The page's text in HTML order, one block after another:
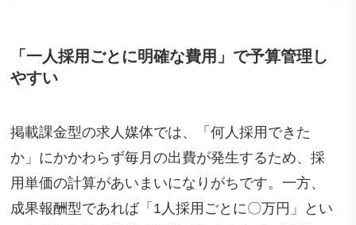
「一人採用ごとに明確な費用」で予算管理し
やすい
掲載課金型の求人媒体では、「何人採用できた
か」にかかわらず毎月の出費が発生するため、採
用単価の計算があいまいになりがちです。一方、
成果報酬型であれば「1人採用ごとに〇万円」とい